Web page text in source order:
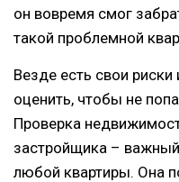
он вовремя смог
такой проблемной
Везде есть свои
оценить, чтобы не
Проверка
застройщика –
любой квартиры. Она